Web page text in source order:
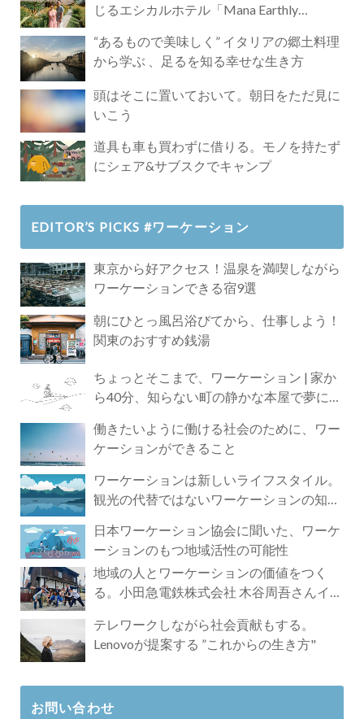
じるエシカルホテル「Mana Earthly
“あるもので美味しく” イタリアの郷土料理
から学ぶ 、足るを知る幸せな生き方
頭はそこに置いておいて。朝日をただ見に
いこう
道具も車も買わずに借りる。モノを持たず
にシェア&サブスクでキャンプ
EDITOR’S PICKS #ワーケーション
東京から好アクセス！温泉を満喫しながら
ワーケーションできる宿9選
朝にひとっ風呂浴びてから、仕事しよう！
関東のおすすめ銭湯
ちょっとそこまで、ワーケーション | 家か
ら40分、知らない町の静かな本屋で夢に近
働きたいように働ける社会のために、ワー
ケーションができること
ワーケーションは新しいライフスタイル。
観光の代替ではないワーケーションの知ら
日本ワーケーション協会に聞いた、ワーケ
ーションのもつ地域活性の可能性
地域の人とワーケーションの価値をつく
る。小田急電鉄株式会社 木谷周吾さんイン
テレワークしながら社会貢献もする。
Lenovoが提案する ”これからの生き方"
お問い合わせ